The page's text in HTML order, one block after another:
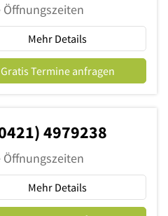
Öffnungszeiten
Mehr Details
Gratis Termine anfragen
4979238
Öffnungszeiten
Mehr Details